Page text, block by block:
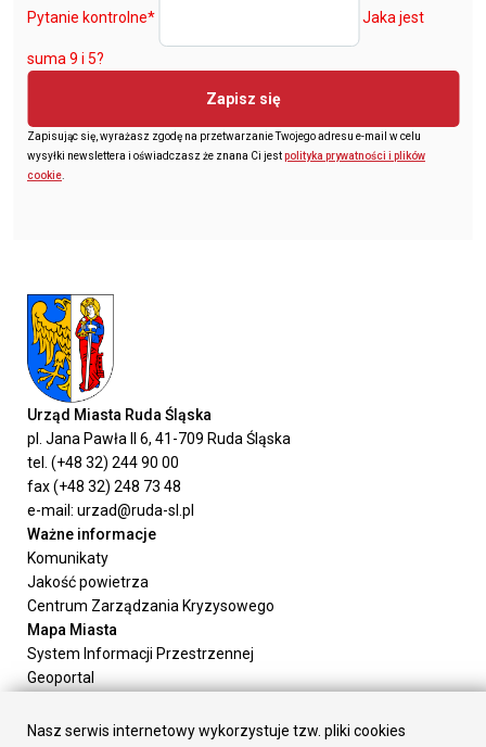
Pytanie kontrolne* Jaka jest
suma 9 i 5?
Zapisz się
Zapisując się, wyrażasz zgodę na przetwarzanie Twojego adresu e-mail w celu
wysyłki newslettera i oświadczasz że znana Ci jestpolityka prywatności i plików
cookie
Urząd Miasta Ruda Śląska
pl. Jana Pawła II 6, 41-709 Ruda Śląska
tel. (+48 32) 244 90 00
fax (+48 32) 248 73 48
e-mail: urzad@ruda-sl.pl
Ważne informacje
Komunikaty
Jakość powietrza
Centrum Zarządzania Kryzysowego
Mapa Miasta
System Informacji Przestrzennej
Geoportal
Załatw sprawę
Nasz serwis internetowy wykorzystuje tzw. pliki cookies